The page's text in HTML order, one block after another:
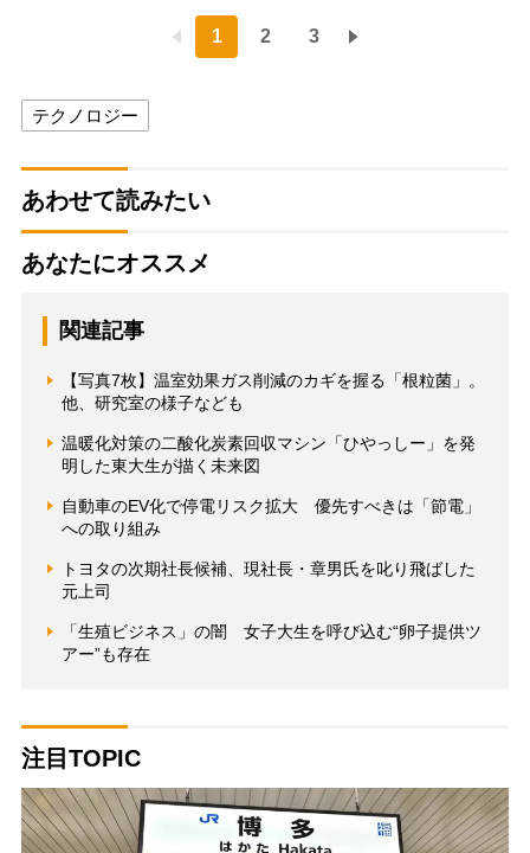
1 2 3
テクノロジー
あわせて読みたい
あなたにオススメ
関連記事
【写真7枚】温室効果ガス削減のカギを握る「根粒菌」。
他、研究室の様子なども
温暖化対策の二酸化炭素回収マシン「ひやっしー」を発
明した東大生が描く未来図
自動車のEV化で停電リスク拡大 優先すべきは「節電」
への取り組み
トヨタの次期社長候補、現社長・章男氏を叱り飛ばした
元上司
「生殖ビジネス」の闇 女子大生を呼び込む“卵子提供ツ
アー”も存在
注目TOPIC